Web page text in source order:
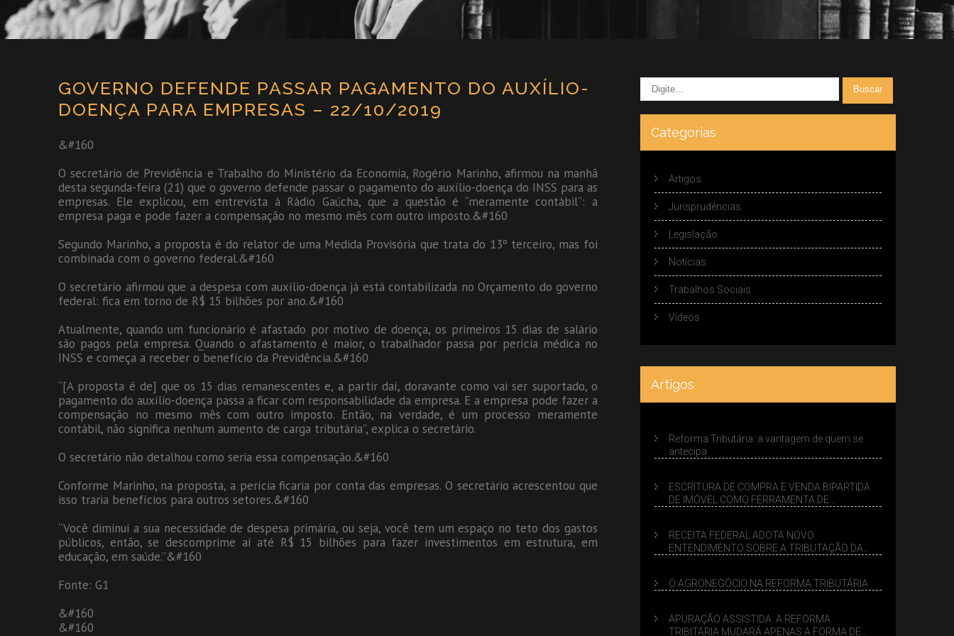
GOVERNO DEFENDE PASSAR PAGAMENTO DO AUXÍLIO-
DOENÇA PARA EMPRESAS – 22/10/2019
&#160
O secretário de Previdência e Trabalho do Ministério da Economia, Rogério Marinho, afirmou na manhã
desta segunda-feira (21) que o governo defende passar o pagamento do auxílio-doença do INSS para as
empresas. Ele explicou, em entrevista à Rádio Gaúcha, que a questão é “meramente contábil”: a
empresa paga e pode fazer a compensação no mesmo mês com outro imposto.&#160
Segundo Marinho, a proposta é do relator de uma Medida Provisória que trata do 13º terceiro, mas foi
combinada com o governo federal.&#160
O secretário afirmou que a despesa com auxílio-doença já está contabilizada no Orçamento do governo
federal: fica em torno de R$ 15 bilhões por ano.&#160
Atualmente, quando um funcionário é afastado por motivo de doença, os primeiros 15 dias de salário
são pagos pela empresa. Quando o afastamento é maior, o trabalhador passa por perícia médica no
INSS e começa a receber o benefício da Previdência.&#160
“[A proposta é de] que os 15 dias remanescentes e, a partir daí, doravante como vai ser suportado, o
pagamento do auxílio-doença passa a ficar com responsabilidade da empresa. E a empresa pode fazer a
compensação no mesmo mês com outro imposto. Então, na verdade, é um processo meramente
contábil, não significa nenhum aumento de carga tributária”, explica o secretário.
O secretário não detalhou como seria essa compensação.&#160
Conforme Marinho, na proposta, a perícia ficaria por conta das empresas. O secretário acrescentou que
isso traria benefícios para outros setores.&#160
“Você diminui a sua necessidade de despesa primária, ou seja, você tem um espaço no teto dos gastos
públicos, então, se descomprime aí até R$ 15 bilhões para fazer investimentos em estrutura, em
educação, em saúde.”&#160
Fonte: G1
&#160
&#160
Categorias
Artigos
Jurisprudências
Legislação
Notícias
Trabalhos Sociais
Vídeos
Artigos
Reforma Tributária: a vantagem de quem se
antecipa
ESCRITURA DE COMPRA E VENDA BIPARTIDA
DE IMÓVEL COMO FERRAMENTA DE
RECEITA FEDERAL ADOTA NOVO
ENTENDIMENTO SOBRE A TRIBUTAÇÃO DA
O AGRONEGÓCIO NA REFORMA TRIBUTÁRIA
APURAÇÃO ASSISTIDA: A REFORMA
TRIBITÁRIA MUDARÁ APENAS A FORMA DE